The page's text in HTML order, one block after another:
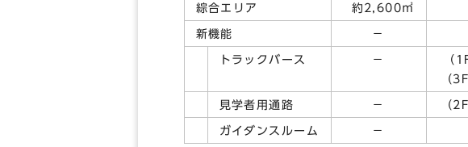
綜合エリア 約2,600㎡
新機能 －
トラックバース －
（
（
見学者用通路 － （
ガイダンスルーム －